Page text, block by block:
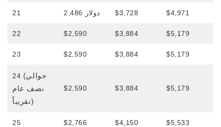
نظرة عامة على المدرسة
21 2,486 دولار $3,728 $4,971
22 $2,590 $3,884 $5,179
23 $2,590 $3,884 $5,179
24 (حوالي
نصف عام
تقريباً)
$2,590 $3,884 $5,179
25 $2,766 $4,150 $5,533